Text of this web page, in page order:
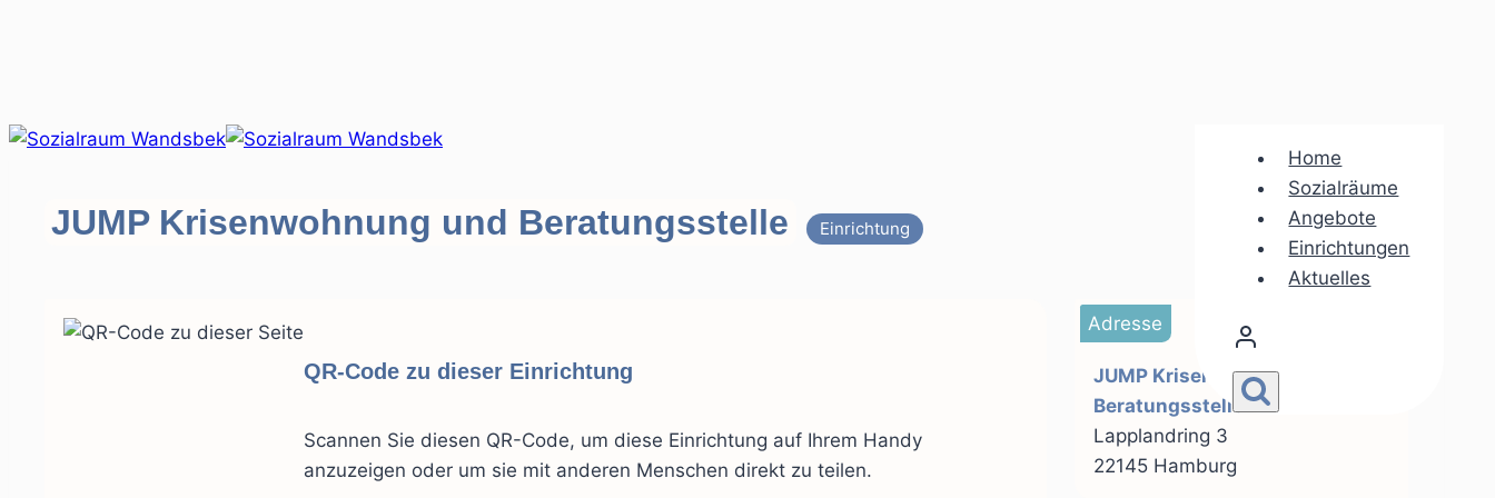
Zum
Home
Sozialräume
Angebote
Einrichtungen
Aktuelles
JUMP Krisenwohnung und Beratungsstelle Einrichtung
QR-Code zu dieser Einrichtung
Scannen Sie diesen QR-Code, um diese Einrichtung auf Ihrem Handy
anzuzeigen oder um sie mit anderen Menschen direkt zu teilen.
Adresse
JUMP Krisenwohnung und
Beratungsstelle
Lapplandring 3
22145 Hamburg